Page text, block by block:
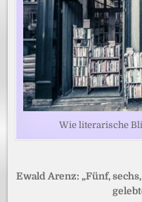
Wie literarische
Ewald Arenz: „Fünf,